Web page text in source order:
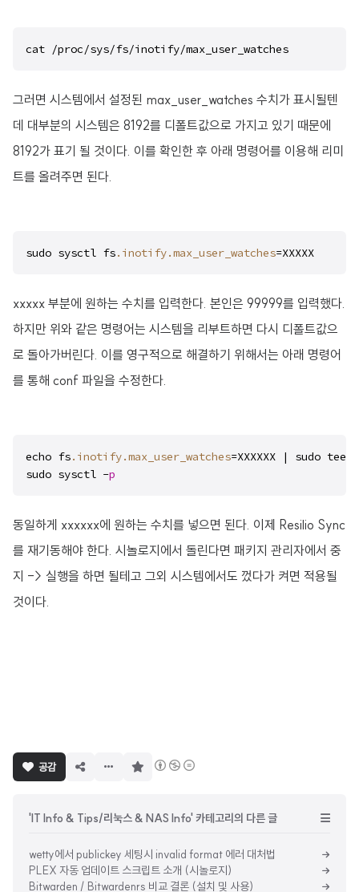
cat /proc/sys/fs/inotify/max_user_watches
그러면 시스템에서 설정된 max_user_watches 수치가 표시될텐
데 대부분의 시스템은 8192를 디폴트값으로 가지고 있기 때문에
8192가 표기 될 것이다. 이를 확인한 후 아래 명령어를 이용해 리미
트를 올려주면 된다.
sudo sysctl fs.inotify.max_user_watches=XXXXX
xxxxx 부분에 원하는 수치를 입력한다. 본인은 99999를 입력했다.
하지만 위와 같은 명령어는 시스템을 리부트하면 다시 디폴트값으
로 돌아가버린다. 이를 영구적으로 해결하기 위해서는 아래 명령어
를 통해 conf 파일을 수정한다.
echo fs.inotify.max_user_watches=XXXXXX | sudo tee -
sudo sysctl -p
동일하게 xxxxxx에 원하는 수치를 넣으면 된다. 이제 Resilio Sync
를 재기동해야 한다. 시놀로지에서 돌린다면 패키지 관리자에서 중
지 -> 실행을 하면 될테고 그외 시스템에서도 껐다가 켜면 적용될
것이다.
공감
'IT Info & Tips/리눅스 & NAS Info' 카테고리의 다른 글
wetty에서 publickey 세팅시 invalid format 에러 대처법
PLEX 자동 업데이트 스크립트 소개 (시놀로지)
Bitwarden / Bitwardenrs 비교 결론 (설치 및 사용)